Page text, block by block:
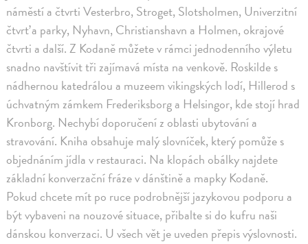
náměstí a čtvrti Vesterbro, Stroget, Slotsholmen, Univerzitní
čtvrť a parky, Nyhavn, Christianshavn a Holmen, okrajové
čtvrti a další. Z Kodaně můžete v rámci jednodenního výletu
snadno navštívit tři zajímavá místa na venkově. Roskilde s
nádhernou katedrálou a muzeem vikingských lodí, Hillerod s
úchvatným zámkem Frederiksborg a Helsingor, kde stojí hrad
Kronborg. Nechybí doporučení z oblasti ubytování a
stravování. Kniha obsahuje malý slovníček, který pomůže s
objednáním jídla v restauraci. Na klopách obálky najdete
základní konverzační fráze v dánštině a mapky Kodaně.
Pokud chcete mít po ruce podrobnější jazykovou podporu a
být vybaveni na nouzové situace, přibalte si do kufru naši
dánskou konverzaci. U všech vět je uveden přepis výslovnosti.